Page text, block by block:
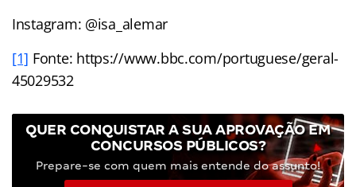
Instagram: @isa_alemar
[1] Fonte: https://www.bbc.com/portuguese/geral-
45029532
QUER CONQUISTAR A SUA APROVAÇÃO EM
CONCURSOS PÚBLICOS?
Prepare-se com quem mais entende do assunto!